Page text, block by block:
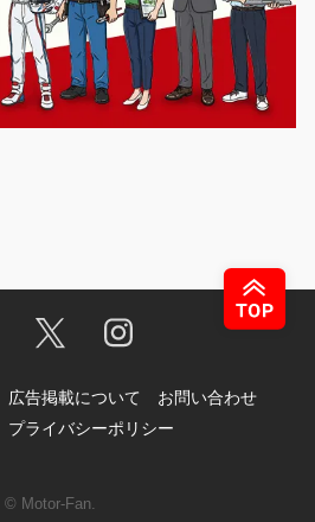
広告掲載について
お問い合わせ
プライバシーポリシー
© Motor-Fan.